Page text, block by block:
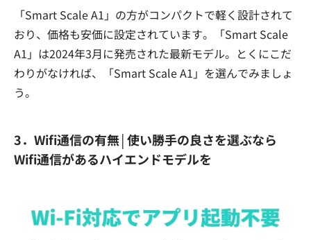
「Smart Scale A1」の方がコンパクトで軽く設計されて
おり、価格も安価に設定されています。「Smart Scale
A1」は2024年3月に発売された最新モデル。とくにこだ
わりがなければ、「Smart Scale A1」を選んでみましょ
う。
3．Wifi通信の有無│使い勝手の良さを選ぶなら
Wifi通信があるハイエンドモデルを